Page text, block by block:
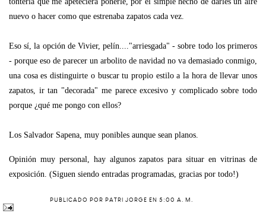
nuevo o hacer como que estrenaba zapatos cada vez.
Eso sí, la opción de Vivier, pelín...."arriesgada" - sobre todo los primeros
- porque eso de parecer un arbolito de navidad no va demasiado conmigo,
una cosa es distinguirte o buscar tu propio estilo a la hora de llevar unos
zapatos, ir tan "decorada" me parece excesivo y complicado sobre todo
porque ¿qué me pongo con ellos?
Los Salvador Sapena, muy ponibles aunque sean planos.
Opinión muy personal, hay algunos zapatos para situar en vitrinas de
exposición. (Siguen siendo entradas programadas, gracias por todo!)
PUBLICADO POR PATRI JORGE EN 5:00 A. M.